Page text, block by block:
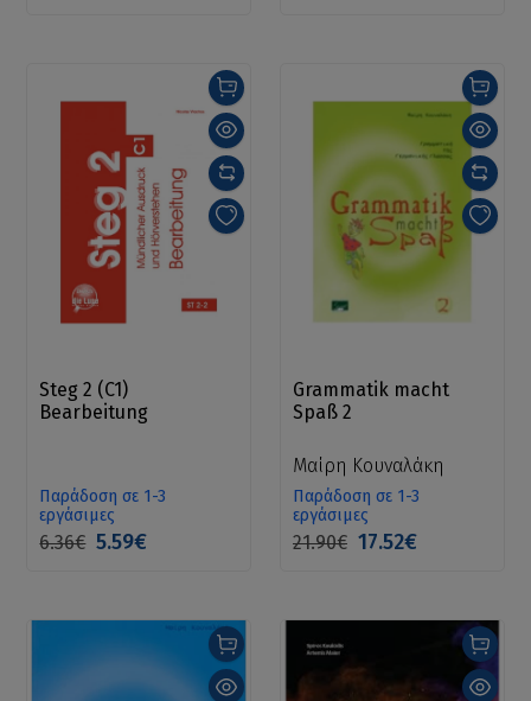
Steg 2 (C1)
Bearbeitung
Παράδοση σε 1-3
εργάσιμες
6.36€ 5.59€
Grammatik macht
Spaß 2
Μαίρη Κουναλάκη
Παράδοση σε 1-3
εργάσιμες
21.90€ 17.52€